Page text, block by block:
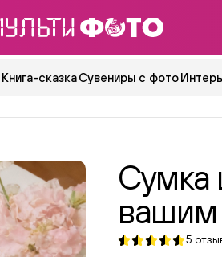
Книга-сказка Сувениры с фото
Сумка
вашим
5